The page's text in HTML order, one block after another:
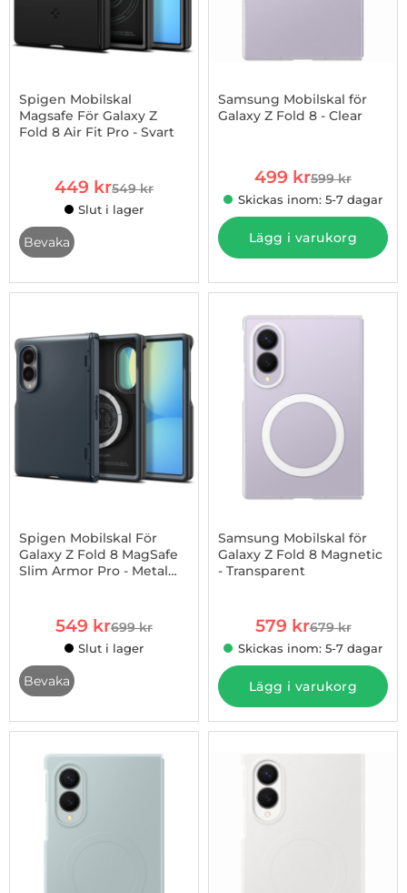
Spigen Mobilskal
Magsafe För Galaxy Z
Fold 8 Air Fit Pro - Svart
rea pris
449 krtidigare pris
549 kr
Slut i lager
Bevaka
, Spigen Mobilskal Magsafe För Galaxy Z Fold 8 Air Fit Pro -
Samsung Mobilskal för
Galaxy Z Fold 8 - Clear
rea pris
499 krtidigare pris
599 kr
Skickas inom: 5-7 dagar
Lägg i varukorg
-21%
Spigen Mobilskal För
Galaxy Z Fold 8 MagSafe
Slim Armor Pro - Metal
rea pris
549 krtidigare pris
699 kr
Slut i lager
Bevaka
, Spigen Mobilskal För Galaxy Z Fold 8 MagSafe Slim Armor
Samsung Mobilskal för
Galaxy Z Fold 8 Magnetic
- Transparent
rea pris
579 krtidigare pris
679 kr
Skickas inom: 5-7 dagar
Lägg i varukorg
-11%